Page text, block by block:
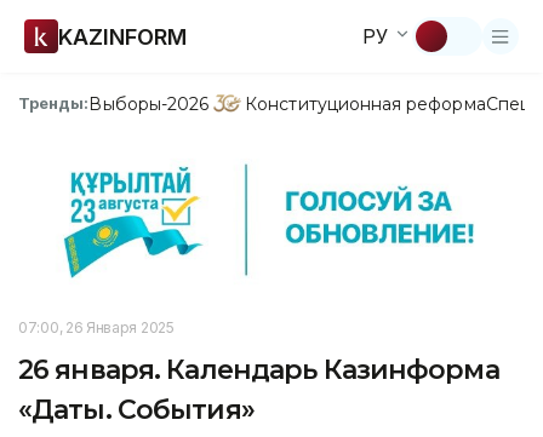
KAZINFORM РУ
Тренды:Выборы-2026 Конституционная реформа
07:00, 26 Января 2025
26 января. Календарь Казинформа
«Даты. События»